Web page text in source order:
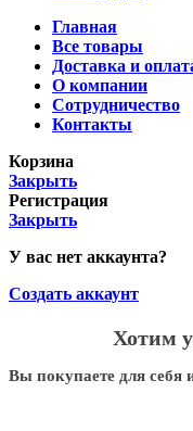
Главная
Все товары
Доставка и
О компании
Сотрудничество
Контакты
Корзина
Закрыть
Регистрация
Закрыть
У вас нет аккаунта?
Создать аккаунт
Хотим
Вы покупаете для себя